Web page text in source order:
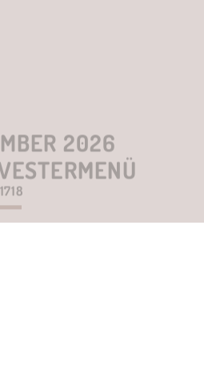
buchen